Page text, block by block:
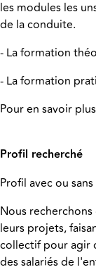
les modules les
de la conduite.
- La formation
- La formation
Pour en savoir
Profil recherché
Profil avec ou
Nous
leurs projets,
collectif pour agir
des salariés de